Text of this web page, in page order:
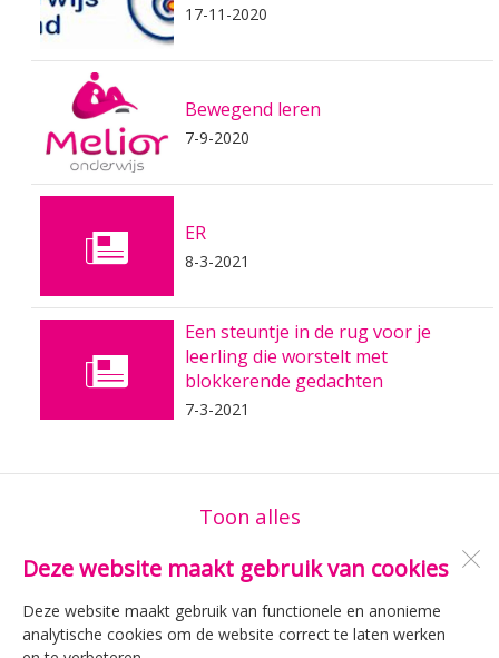
Deze website maakt gebruik van cookies
Deze website maakt gebruik van functionele en anonieme
analytische cookies om de website correct te laten werken
17-11-2020
Bewegend leren
7-9-2020
ER
8-3-2021
Een steuntje in de rug voor je
leerling die worstelt met
blokkerende gedachten
7-3-2021
Toon alles
Limmen